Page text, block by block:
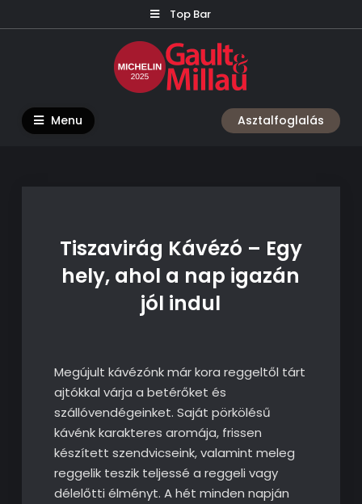
to
Top Bar
Menu Asztalfoglalás
Tiszavirág Kávézó – Egy
hely, ahol a nap igazán
jól indul
Megújult kávézónk már kora reggeltől tárt
ajtókkal várja a betérőket és
szállóvendégeinket. Saját pörkölésű
kávénk karakteres aromája, frissen
készített szendvicseink, valamint meleg
reggelik teszik teljessé a reggeli vagy
délelőtti élményt. A hét minden napján